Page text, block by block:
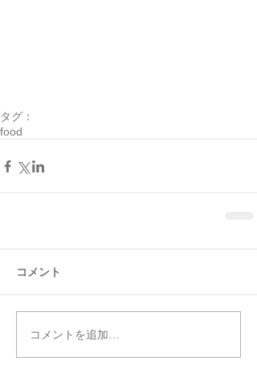
タグ：
food
コメント
コメントを追加…